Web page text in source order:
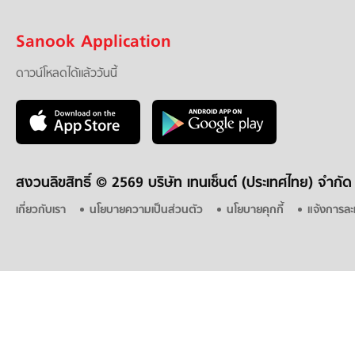
Sanook Application
ดาวน์โหลดได้แล้ววันนี้
สงวนลิขสิทธิ์ © 2569 บริษัท เทนเซ็นต์ (ประเทศไทย) จำกัด
เกี่ยวกับเรา นโยบายความเป็นส่วนตัว นโยบายคุกกี้ แจ้งการล